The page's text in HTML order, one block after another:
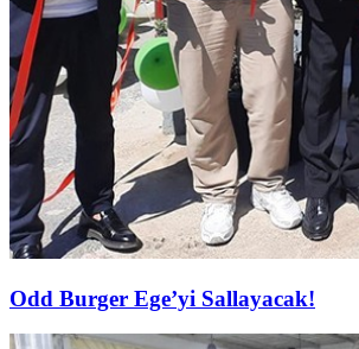
Odd Burger Ege’yi Sallayacak!